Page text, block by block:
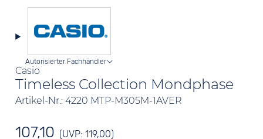
Casio
Timeless Collection Mondphase
Artikel-Nr.: 4220 MTP-M305M-1AVER
Autorisierter Fachhändler
107,10 (UVP: 119,00)